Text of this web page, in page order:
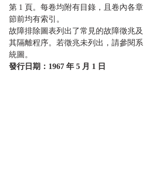
第 1 頁。每卷均附有目錄，且卷內各章
節前均有索引。
故障排除圖表列出了常見的故障徵兆及
其隔離程序。若徵兆未列出，請參閱系
統圖。
發行日期：1967 年 5 月 1 日